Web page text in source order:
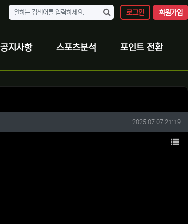
로그인 회원가입
공지사항 스포츠분석 포인트 전환
작성일
2025.07.07 21:19
목